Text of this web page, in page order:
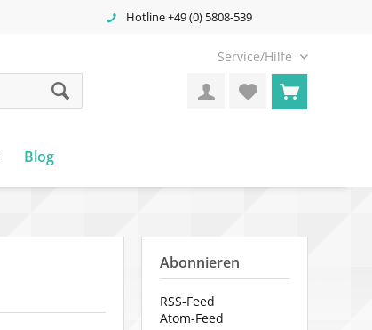
Hotline +49 (0) 5808-539
Service/Hilfe
Blog
Abonnieren
RSS-Feed
Atom-Feed